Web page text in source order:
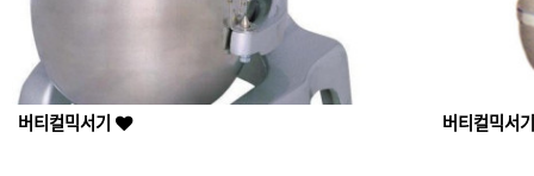
버티컬믹서기 버티컬믹서